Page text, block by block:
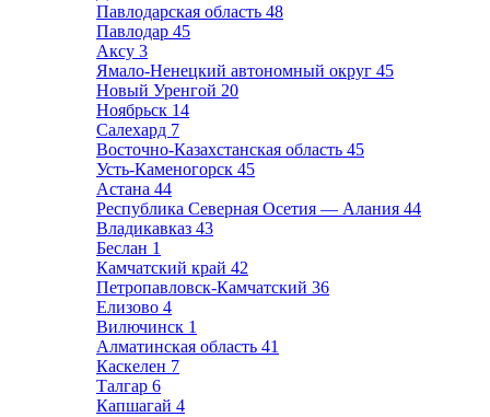
Павлодарская область 48
Павлодар 45
Аксу 3
Ямало-Ненецкий автономный округ 45
Новый Уренгой 20
Ноябрьск 14
Салехард 7
Восточно-Казахстанская область 45
Усть-Каменогорск 45
Астана 44
Республика Северная Осетия — Алания 44
Владикавказ 43
Беслан 1
Камчатский край 42
Петропавловск-Камчатский 36
Елизово 4
Вилючинск 1
Алматинская область 41
Каскелен 7
Талгар 6
Капшагай 4